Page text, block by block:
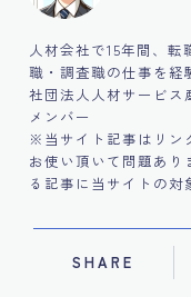
人材会社で15年間、
職・調査職の仕事を経
社団法人人材サービス
メンバー
※当サイト記事はリン
お使い頂いて問題あ
る記事に当サイトの対
SHARE